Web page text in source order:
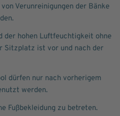
Verunreinigungen der Bänke
der hohen Luftfeuchtigkeit ohne
Sitzplatz ist vor und nach der
dürfen nur nach vorherigem
werden.
Fußbekleidung zu betreten.